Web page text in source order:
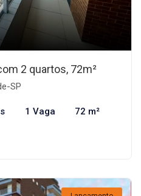
2 quartos, 72m²
SP
1 Vaga 72 m²